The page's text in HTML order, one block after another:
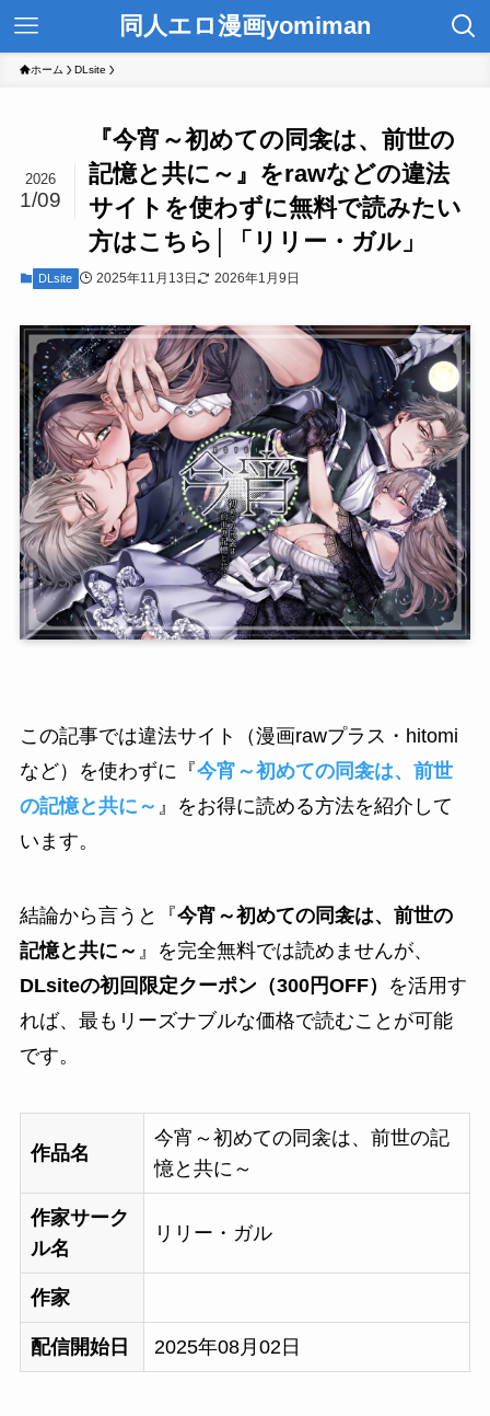
同人エロ漫画yomiman
ホーム DLsite
『今宵～初めての同衾は、前世の
記憶と共に～』をrawなどの違法
サイトを使わずに無料で読みたい
方はこちら│「リリー・ガル」
2026
1/09
DLsite 2025年11月13日 2026年1月9日
この記事では違法サイト（漫画rawプラス・hitomi
など）を使わずに『今宵～初めての同衾は、前世
の記憶と共に～ 』をお得に読める方法を紹介して
います。
結論から言うと『今宵～初めての同衾は、前世の
記憶と共に～ 』を完全無料では読めませんが、
DLsiteの初回限定クーポン（300円OFF）
を活用す
れば、最もリーズナブルな価格で読むことが可能
です。
作品名
今宵～初めての同衾は、前世の記
憶と共に～
作家サーク
ル名
リリー・ガル
作家
配信開始日 2025年08月02日